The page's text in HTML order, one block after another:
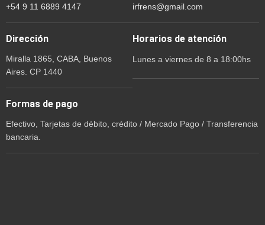
+54 9 11 6889 4147 irfrens@gmail.com
Dirección
Miralla 1865, CABA, Buenos
Aires. CP 1440
Horarios de atención
Lunes a viernes de 8 a 18:00hs
Formas de pago
Efectivo, Tarjetas de débito, crédito / Mercado Pago / Transferencia
bancaria.